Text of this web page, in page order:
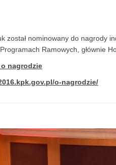
został nominowany do nagrody
Ramowych, głównie
nagrodzie
o-nagrodzie/